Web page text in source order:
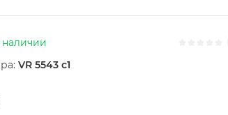
VR 5543 c1